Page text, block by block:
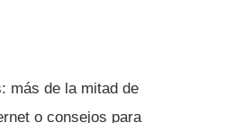
más de la mitad de
o consejos para